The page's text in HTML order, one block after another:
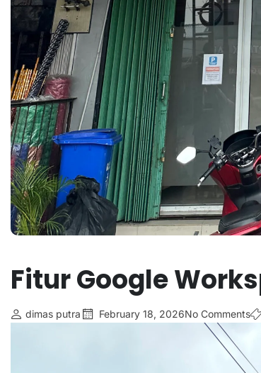
Fitur Google
dimas putra February 18, 2026No Comments